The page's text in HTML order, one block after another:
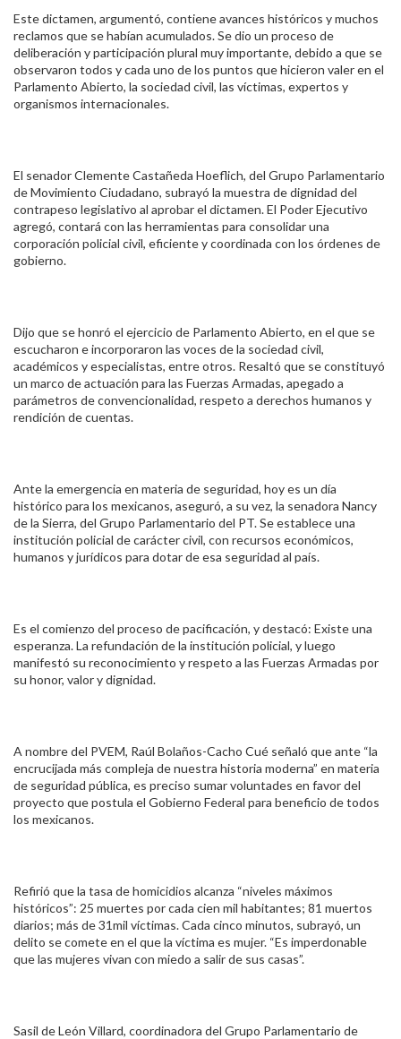
Este dictamen, argumentó, contiene avances históricos y muchos
reclamos que se habían acumulados. Se dio un proceso de
deliberación y participación plural muy importante, debido a que se
observaron todos y cada uno de los puntos que hicieron valer en el
Parlamento Abierto, la sociedad civil, las víctimas, expertos y
organismos internacionales.
El senador Clemente Castañeda Hoeflich, del Grupo Parlamentario
de Movimiento Ciudadano, subrayó la muestra de dignidad del
contrapeso legislativo al aprobar el dictamen. El Poder Ejecutivo
agregó, contará con las herramientas para consolidar una
corporación policial civil, eficiente y coordinada con los órdenes de
gobierno.
Dijo que se honró el ejercicio de Parlamento Abierto, en el que se
escucharon e incorporaron las voces de la sociedad civil,
académicos y especialistas, entre otros. Resaltó que se constituyó
un marco de actuación para las Fuerzas Armadas, apegado a
parámetros de convencionalidad, respeto a derechos humanos y
rendición de cuentas.
Ante la emergencia en materia de seguridad, hoy es un día
histórico para los mexicanos, aseguró, a su vez, la senadora Nancy
de la Sierra, del Grupo Parlamentario del PT. Se establece una
institución policial de carácter civil, con recursos económicos,
humanos y jurídicos para dotar de esa seguridad al país.
Es el comienzo del proceso de pacificación, y destacó: Existe una
esperanza. La refundación de la institución policial, y luego
manifestó su reconocimiento y respeto a las Fuerzas Armadas por
su honor, valor y dignidad.
A nombre del PVEM, Raúl Bolaños-Cacho Cué señaló que ante “la
encrucijada más compleja de nuestra historia moderna” en materia
de seguridad pública, es preciso sumar voluntades en favor del
proyecto que postula el Gobierno Federal para beneficio de todos
los mexicanos.
Refirió que la tasa de homicidios alcanza “niveles máximos
históricos”: 25 muertes por cada cien mil habitantes; 81 muertos
diarios; más de 31mil víctimas. Cada cinco minutos, subrayó, un
delito se comete en el que la víctima es mujer. “Es imperdonable
que las mujeres vivan con miedo a salir de sus casas”.
Sasil de León Villard, coordinadora del Grupo Parlamentario de